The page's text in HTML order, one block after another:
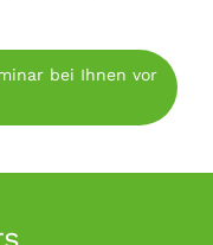
bei Ihnen vor